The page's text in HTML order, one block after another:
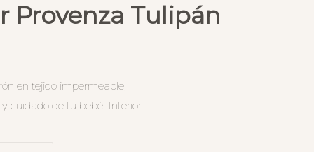
Provenza Tulipán
en tejido impermeable;
cuidado de tu bebé. Interior